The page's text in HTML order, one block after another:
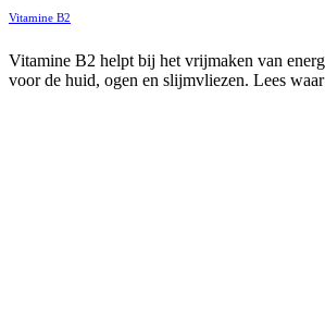
Vitamine B2
Vitamine B2 helpt bij het vrijmaken van
voor de huid, ogen en slijmvliezen. Lees